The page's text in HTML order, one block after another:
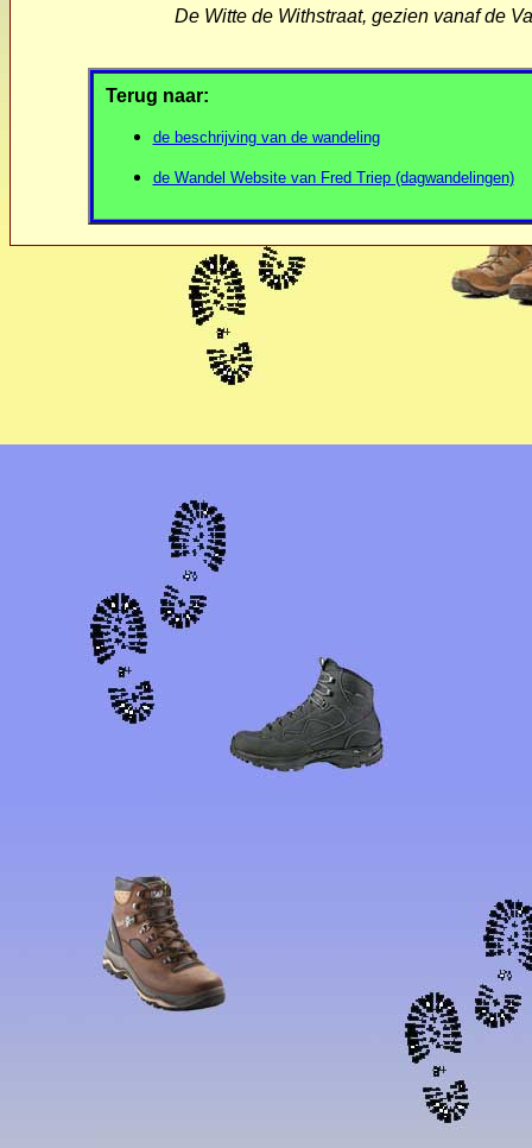
De Witte de Withstraat, gezien vanaf de
Terug naar:
de beschrijving van de wandeling
de Wandel Website van Fred Triep (dagwandelingen)